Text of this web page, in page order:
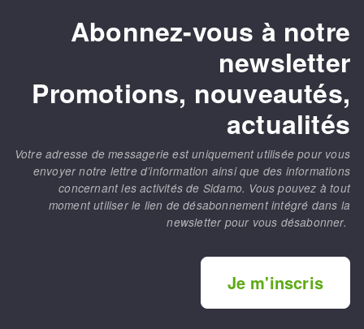
Abonnez-vous à notre
newsletter
Promotions, nouveautés,
actualités
Votre adresse de messagerie est uniquement utilisée pour vous
envoyer notre lettre d’information ainsi que des informations
concernant les activités de Sidamo. Vous pouvez à tout
moment utiliser le lien de désabonnement intégré dans la
newsletter pour vous désabonner.
Je m'inscris